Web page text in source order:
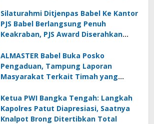
Silaturahmi Ditjenpas Babel Ke Kantor
PJS Babel Berlangsung Penuh
Keakraban, PJS Award Diserahkan
ALMASTER Babel Buka Posko
Pengaduan, Tampung Laporan
Masyarakat Terkait Timah yang
Ketua PWI Bangka Tengah: Langkah
Kapolres Patut Diapresiasi, Saatnya
Knalpot Brong Ditertibkan Total